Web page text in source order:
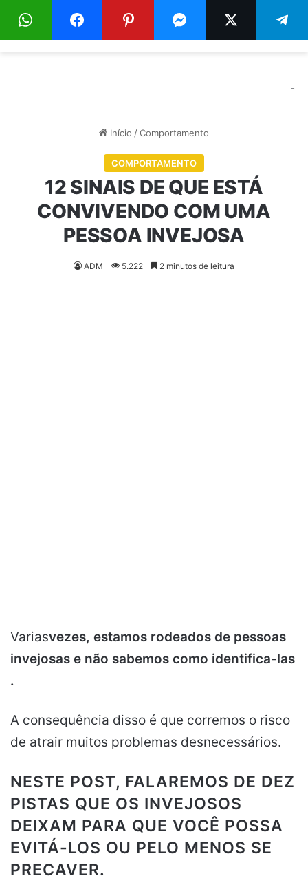
Menu
-
Início /Comportamento
COMPORTAMENTO
12 SINAIS DE QUE ESTÁ
CONVIVENDO COM UMA
PESSOA INVEJOSA
ADM 5.222 2 minutos de leitura
Variasvezes, estamos rodeados de pessoas
invejosas e não sabemos como identifica-las
.
A consequência disso é que corremos o risco
de atrair muitos problemas desnecessários.
NESTE POST, FALAREMOS DE DEZ
PISTAS QUE OS INVEJOSOS
DEIXAM PARA QUE VOCÊ POSSA
EVITÁ-LOS OU PELO MENOS SE
PRECAVER.